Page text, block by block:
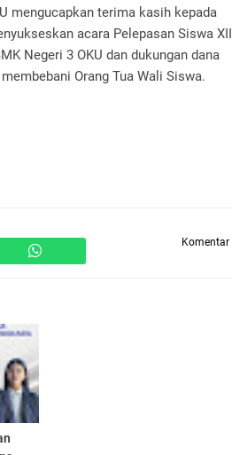
mengucapkan terima kasih kepada
acara Pelepasan Siswa XII
Negeri 3 OKU dan dukungan dana
Orang Tua Wali Siswa.
Komentar